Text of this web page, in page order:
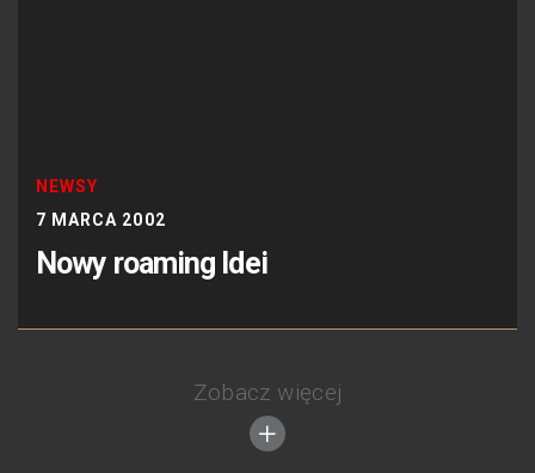
NEWSY
7 MARCA 2002
Nowy roaming Idei
Zobacz więcej